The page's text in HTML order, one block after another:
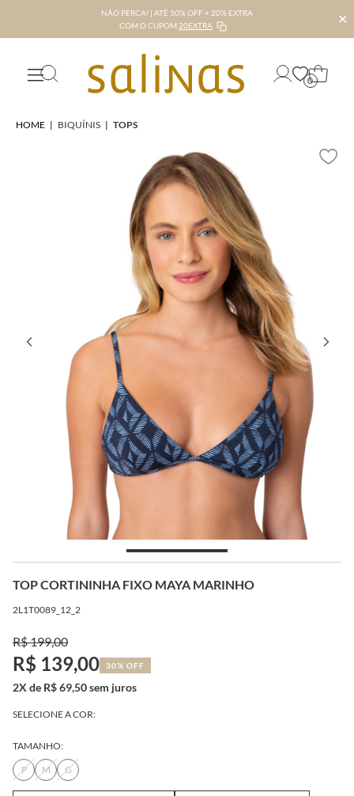
NÃO PERCA! | ATÉ 50% OFF + 20% EXTRA
COM O CUPOM 20EXTRA ✕
0
HOME | BIQUÍNIS | TOPS
TOP CORTININHA FIXO MAYA MARINHO
2L1T0089_12_2
R$ 199,00
R$ 139,00 30% OFF
2X de R$ 69,50 sem juros
SELECIONE A COR:
TAMANHO:
P
M G